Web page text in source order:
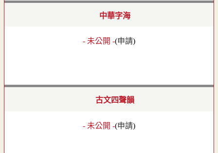
中華字海
- 未公開 -(申請)
古文四聲韻
- 未公開 -(申請)